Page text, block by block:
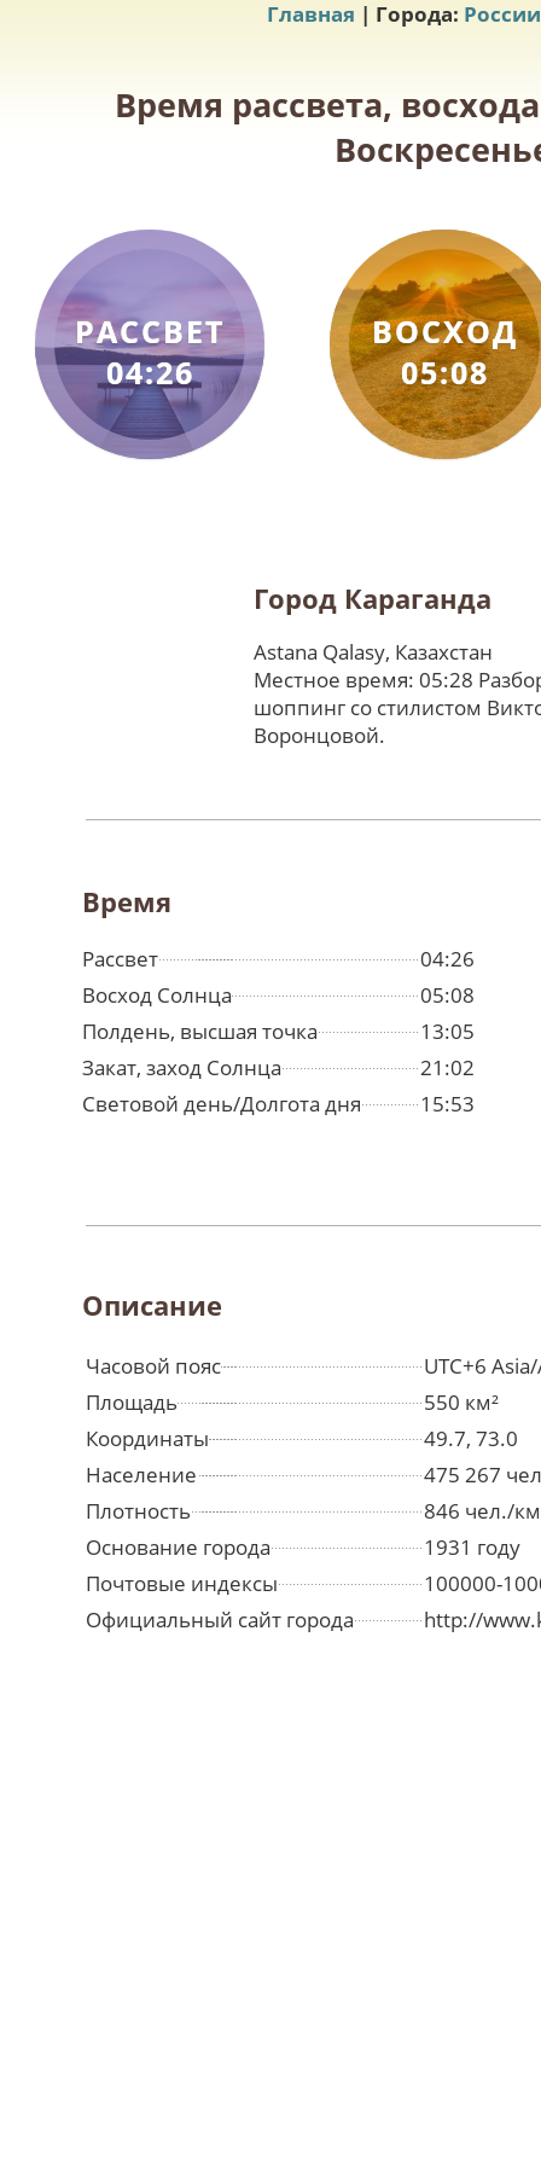
Главная | Города: России
Время рассвета,
РАССВЕТ
04:26
ВОСХОД
05:08
Город Караганда
Astana Qalasy, Казахстан
Местное время: 05:28
шоппинг со стилистом
Воронцовой.
Время
Рассвет
04:26
Восход Солнца
05:08
Полдень, высшая точка
13:05
Закат, заход Солнца
21:02
Световой день/Долгота дня
15:53
Описание
Часовой пояс
UTC+6
Площадь
550 км²
Координаты
49.7, 73.0
Население
475 267
Плотность
846 чел./
Основание города
1931 году
Почтовые индексы
100000-
Официальный сайт города
http://